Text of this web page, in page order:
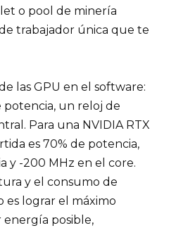
o pool de minería
trabajador única que te
las GPU en el software:
un reloj de
Para una NVIDIA RTX
es 70% de potencia,
y -200 MHz en el core.
y el consumo de
es lograr el máximo
energía posible,